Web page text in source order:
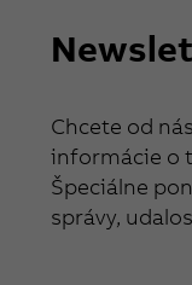
Chcete od
informácie o
Špeciálne
správy,